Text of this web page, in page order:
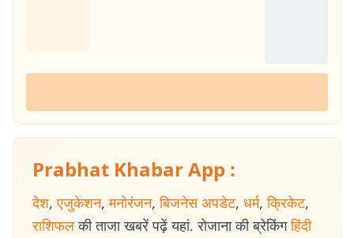
Prabhat Khabar App :
देश, एजुकेशन, मनोरंजन, बिजनेस अपडेट, धर्म, क्रिकेट,
राशिफल की ताजा खबरें पढ़ें यहां. रोजाना की ब्रेकिंग हिंदी